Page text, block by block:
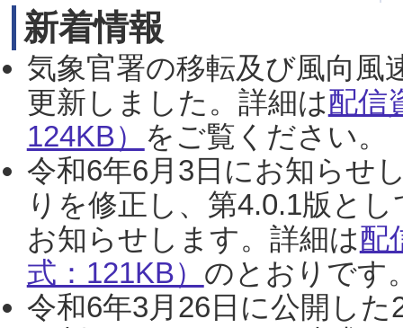
新着情報
気象官署の移転及び風向風
更新しました。詳細は配信
124KB） をご覧ください。
令和6年6月3日にお知らせ
りを修正し、第4.0.1版と
お知らせします。詳細は配
式：121KB） のとおりです
令和6年3月26日に公開し